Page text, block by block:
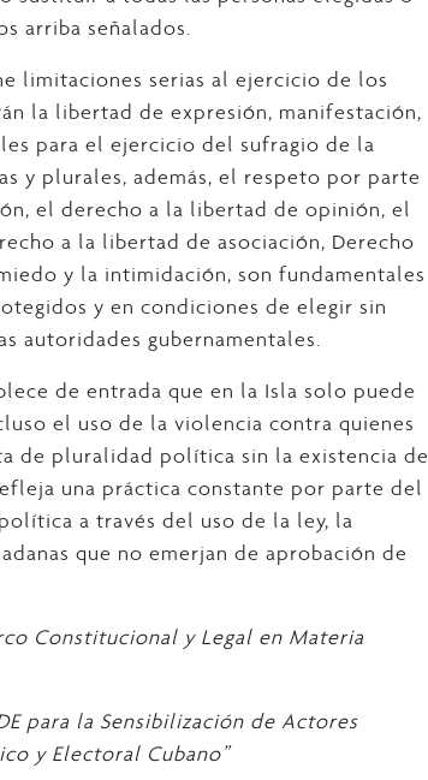
arriba señalados.
limitaciones serias al ejercicio de los
la libertad de expresión, manifestación,
para el ejercicio del sufragio de la
y plurales, además, el respeto por parte
el derecho a la libertad de opinión, el
a la libertad de asociación, Derecho
y la intimidación, son fundamentales
y en condiciones de elegir sin
autoridades gubernamentales.
de entrada que en la Isla solo puede
el uso de la violencia contra quienes
de pluralidad política sin la existencia de
una práctica constante por parte del
a través del uso de la ley, la
que no emerjan de aprobación de
Constitucional y Legal en Materia
para la Sensibilización de Actores
y Electoral Cubano”